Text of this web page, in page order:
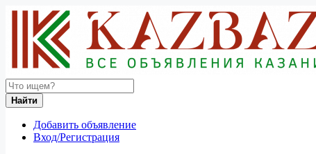
Найти
Добавить объявление
Вход/Регистрация
Россия
Разное
Отдам даром